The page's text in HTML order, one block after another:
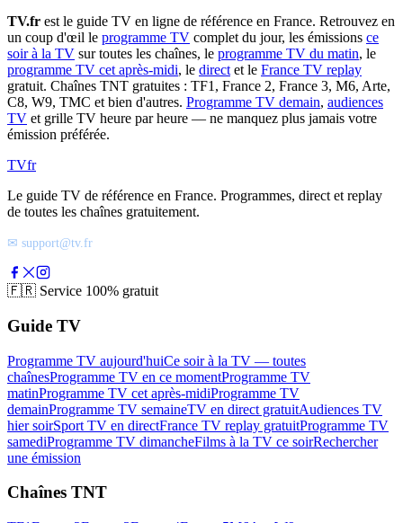
TV.fr est le guide TV en ligne de référence en France. Retrouvez en
un coup d'œil le programme TV complet du jour, les émissions ce
soir à la TV sur toutes les chaînes, le programme TV du matin, le
programme TV cet après-midi, le direct et le France TV replay
gratuit. Chaînes TNT gratuites : TF1, France 2, France 3, M6, Arte,
C8, W9, TMC et bien d'autres. Programme TV demain, audiences
TV et grille TV heure par heure — ne manquez plus jamais votre
émission préférée.
TVfr
Le guide TV de référence en France. Programmes, direct et replay
de toutes les chaînes gratuitement.
✉ support@tv.fr
🇫🇷 Service 100% gratuit
Guide TV
Programme TV aujourd'huiCe soir à la TV — toutes
chaînesProgramme TV en ce momentProgramme TV
matinProgramme TV cet après-midiProgramme TV
demainProgramme TV semaineTV en direct gratuitAudiences TV
hier soirSport TV en directFrance TV replay gratuitProgramme TV
samediProgramme TV dimancheFilms à la TV ce soirRechercher
une émission
Chaînes TNT